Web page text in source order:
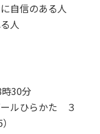
自信のある人
人
30分
ルひらかた ３